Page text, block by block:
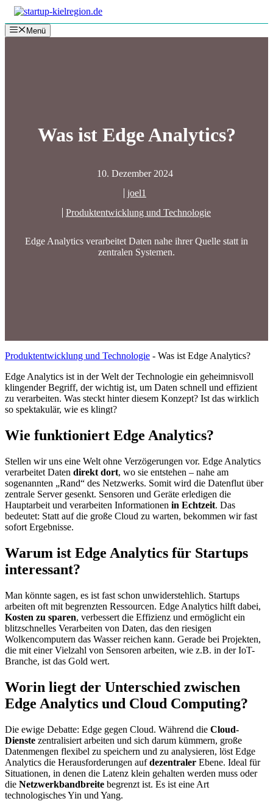
Zum
Inhalt
springenMenü
Was ist Edge Analytics?
10. Dezember 2024
joel1
Produktentwicklung und Technologie
Edge Analytics verarbeitet Daten nahe ihrer Quelle statt in
zentralen Systemen.
Produktentwicklung und Technologie - Was ist Edge Analytics?
Edge Analytics ist in der Welt der Technologie ein geheimnisvoll
klingender Begriff, der wichtig ist, um Daten schnell und effizient
zu verarbeiten. Was steckt hinter diesem Konzept? Ist das wirklich
so spektakulär, wie es klingt?
Wie funktioniert Edge Analytics?
Stellen wir uns eine Welt ohne Verzögerungen vor. Edge Analytics
verarbeitet Daten direkt dort, wo sie entstehen – nahe am
sogenannten „Rand“ des Netzwerks. Somit wird die Datenflut über
zentrale Server gesenkt. Sensoren und Geräte erledigen die
Hauptarbeit und verarbeiten Informationen in Echtzeit. Das
bedeutet: Statt auf die große Cloud zu warten, bekommen wir fast
sofort Ergebnisse.
Warum ist Edge Analytics für Startups
interessant?
Man könnte sagen, es ist fast schon unwiderstehlich. Startups
arbeiten oft mit begrenzten Ressourcen. Edge Analytics hilft dabei,
Kosten zu sparen, verbessert die Effizienz und ermöglicht ein
blitzschnelles Verarbeiten von Daten, das den riesigen
Wolkencomputern das Wasser reichen kann. Gerade bei Projekten,
die mit einer Vielzahl von Sensoren arbeiten, wie z.B. in der IoT-
Branche, ist das Gold wert.
Worin liegt der Unterschied zwischen
Edge Analytics und Cloud Computing?
Die ewige Debatte: Edge gegen Cloud. Während die Cloud-
Dienste zentralisiert arbeiten und sich darum kümmern, große
Datenmengen flexibel zu speichern und zu analysieren, löst Edge
Analytics die Herausforderungen aufdezentraler Ebene. Ideal für
Situationen, in denen die Latenz klein gehalten werden muss oder
die Netzwerkbandbreite begrenzt ist. Es ist eine Art
technologisches Yin und Yang.